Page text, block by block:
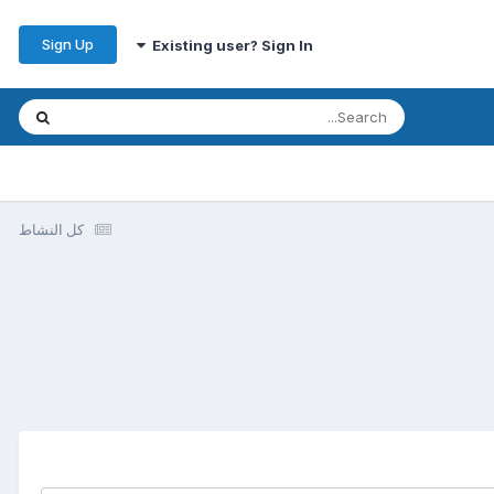
Existing user? Sign In
Sign Up
كل النشاط